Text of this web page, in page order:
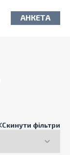
АНКЕТА
Скинути фільтри